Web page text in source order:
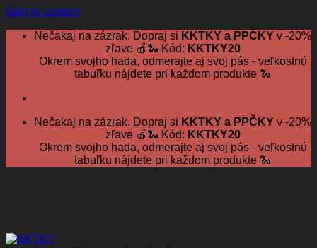
Skip to content
Nečakaj na zázrak. Dopraj si KKTKY a PPČKY v -20%
zľave 🍎🐍 Kód: KKTKY20
Okrem svojho hada, odmerajte aj svoj pás - veľkostnú
tabuľku nájdete pri každom produkte 🐍
Nečakaj na zázrak. Dopraj si KKTKY a PPČKY v -20%
zľave 🍎🐍 Kód: KKTKY20
Okrem svojho hada, odmerajte aj svoj pás - veľkostnú
tabuľku nájdete pri každom produkte 🐍